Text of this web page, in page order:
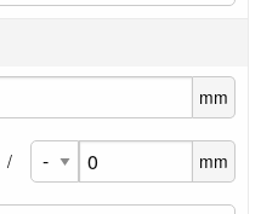
mm
/ mm